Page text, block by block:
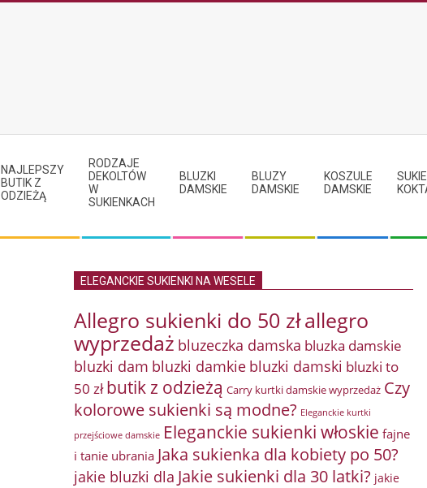
NAJLEPSZY
BUTIK Z
ODZIEŻĄ
RODZAJE
DEKOLTÓW
W
SUKIENKACH
BLUZKI
DAMSKIE
BLUZY
DAMSKIE
KOSZULE
DAMSKIE
ELEGANCKIE SUKIENKI NA WESELE
Allegro sukienki do 50 złallegro
wyprzedaż bluzeczka damska bluzka damskie
bluzki dam bluzki damkie bluzki damski bluzki to
50 zł butik z odzieżą Carry kurtki damskie wyprzedaż Czy
kolorowe sukienki są modne? Eleganckie kurtki
przejściowe damskie Eleganckie sukienki włoskie fajne
i tanie ubrania Jaka sukienka dla kobiety po 50?
jakie bluzki dla Jakie sukienki dla 30 latki? jakie